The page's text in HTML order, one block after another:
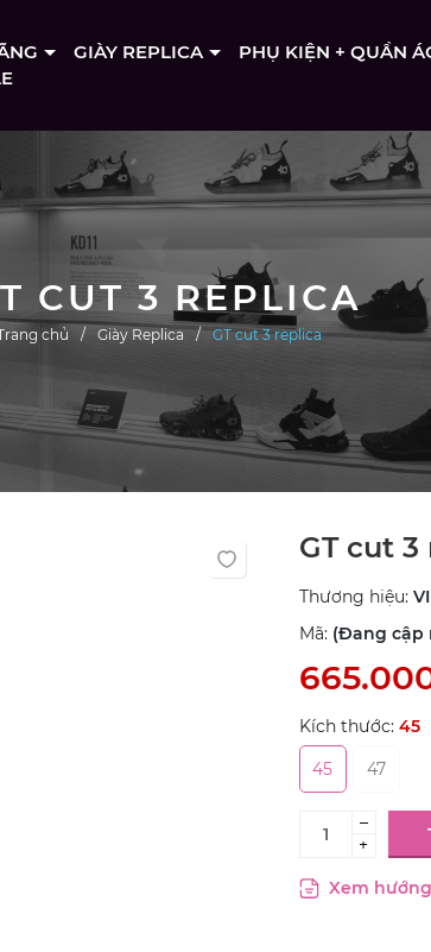
GIÀY REPLICA
PHỤ KIỆN + QUẦN
CUT 3 REPLICA
chủ Giày Replica GT cut 3 replica
GT cut
Thương hiệu:
Mã: (Đang cập
Kích thước: 45
45
47
–
+
Xem